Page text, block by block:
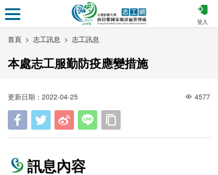
到
主
登入
首頁 志工訊息 志工訊息
本處志工服勤防疫應變措施
更新日期：2022-04-25 4577
訊息內容